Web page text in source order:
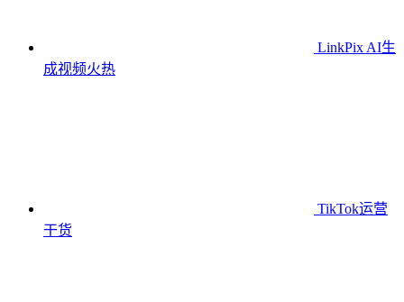
LinkPix AI生
成视频火热
TikTok运营
干货